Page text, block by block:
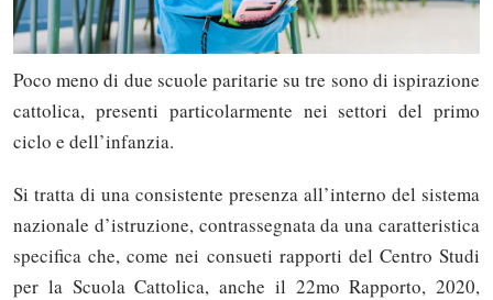
Poco meno di due scuole paritarie su tre sono di ispirazione
cattolica, presenti particolarmente nei settori del primo
ciclo e dell’infanzia.
Si tratta di una consistente presenza all’interno del sistema
nazionale d’istruzione, contrassegnata da una caratteristica
specifica che, come nei consueti rapporti del Centro Studi
per la Scuola Cattolica, anche il 22mo Rapporto, 2020,